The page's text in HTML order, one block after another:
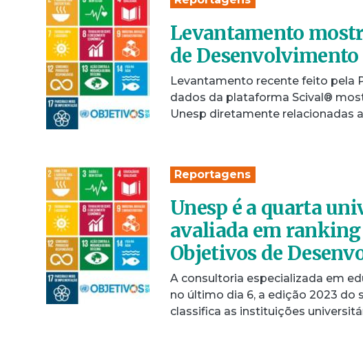
Levantamento
de
Levantamento recente feito pela
dados da plataforma Scival®
Unesp diretamente relacionadas
Reportagens
Unesp é a quarta
avaliada em
Objetivos de
A consultoria especializada em
no último dia 6, a edição 2023 do
classifica as instituições